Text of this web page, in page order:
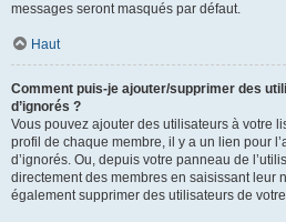
messages seront masqués par défaut.
Haut
Comment puis-je ajouter/supprimer des
d’ignorés ?
Vous pouvez ajouter des utilisateurs à votre
profil de chaque membre, il y a un lien pour
d’ignorés. Ou, depuis votre panneau de
directement des membres en saisissant leur
également supprimer des utilisateurs de